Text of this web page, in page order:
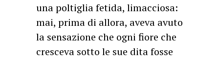
una poltiglia fetida, limacciosa:
mai, prima di allora, aveva avuto
la sensazione che ogni fiore che
cresceva sotto le sue dita fosse